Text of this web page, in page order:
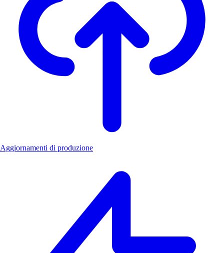
Aggiornamenti di produzione